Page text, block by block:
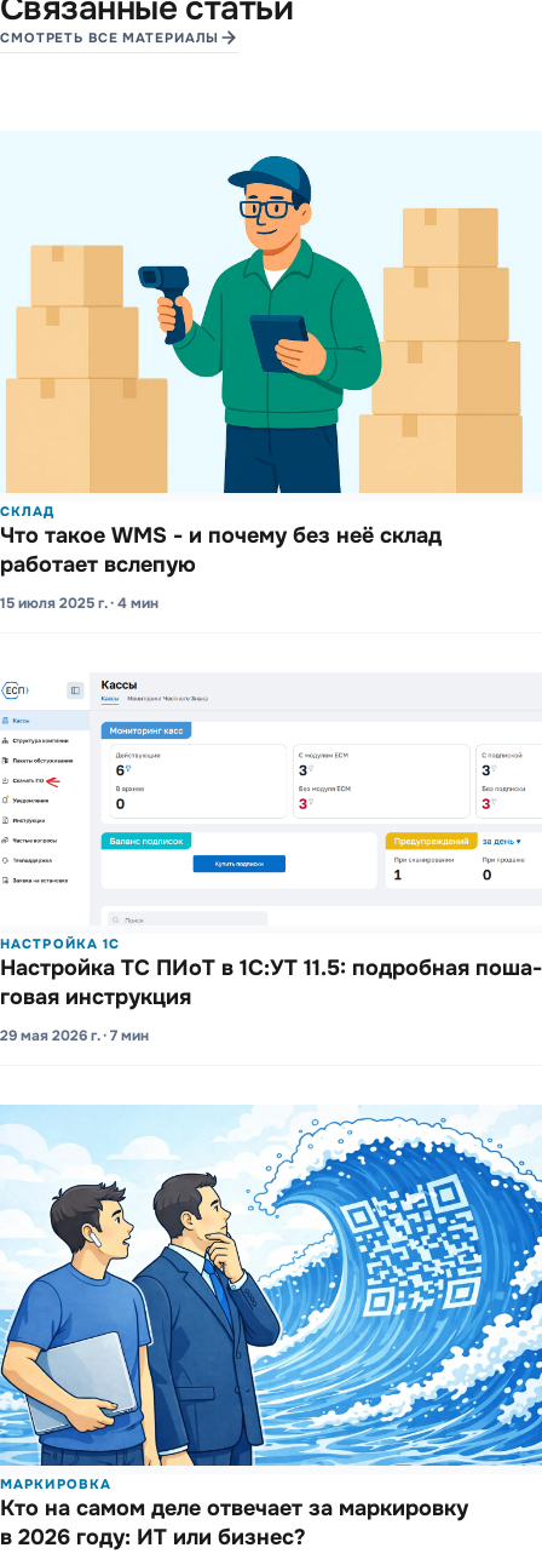
СМОТРЕТЬ ВСЕ МАТЕРИАЛЫ
СКЛАД
Что такое WMS - и почему без неё склад
работает вслепую
15 июля 2025 г. · 4 мин
НАСТРОЙКА 1С
Настро­йка ТС ПИоТ в 1С:УТ 11.5: подро­бная поша­
говая инстру­кция
29 мая 2026 г. · 7 мин
МАРКИРОВКА
Кто на самом деле отвечает за марки­ровку
в 2026 году: ИТ или бизнес?